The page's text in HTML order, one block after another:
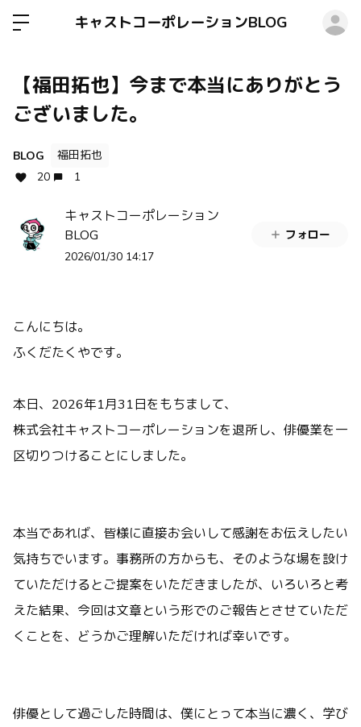
キャストコーポレーションBLOG
【福田拓也】今まで本当にありがとう
ございました。
BLOG
福田拓也
20
1
キャストコーポレーション
BLOG
2026/01/30 14:17
フォロー
こんにちは。
ふくだたくやです。
本日、2026年1月31日をもちまして、
株式会社キャストコーポレーションを退所し、俳優業を一
区切りつけることにしました。
本当であれば、皆様に直接お会いして感謝をお伝えしたい
気持ちでいます。事務所の方からも、そのような場を設け
ていただけるとご提案をいただきましたが、いろいろと考
えた結果、今回は文章という形でのご報告とさせていただ
くことを、どうかご理解いただければ幸いです。
俳優として過ごした時間は、僕にとって本当に濃く、学び